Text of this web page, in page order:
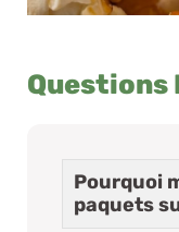
Questions
Pourquoi
paquets